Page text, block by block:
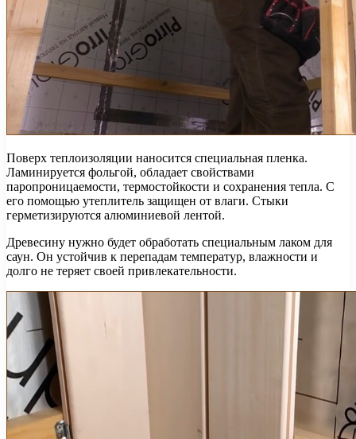
Поверх теплоизоляции наносится специальная пленка.
Ламинируется фольгой, обладает свойствами
паропроницаемости, термостойкости и сохранения тепла. С
его помощью утеплитель защищен от влаги. Стыки
герметизируются алюминиевой лентой.
Древесину нужно будет обработать специальным лаком для
саун. Он устойчив к перепадам температур, влажности и
долго не теряет своей привлекательности.